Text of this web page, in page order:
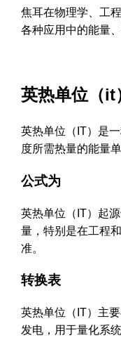
焦耳在物理学、工
各种应用中的能量
英热单位（it
英热单位（IT）是
度所需热量的能量
公式为
英热单位（IT）起
量，特别是在工程
准。
转换表
英热单位（IT）主
发电，用于量化系